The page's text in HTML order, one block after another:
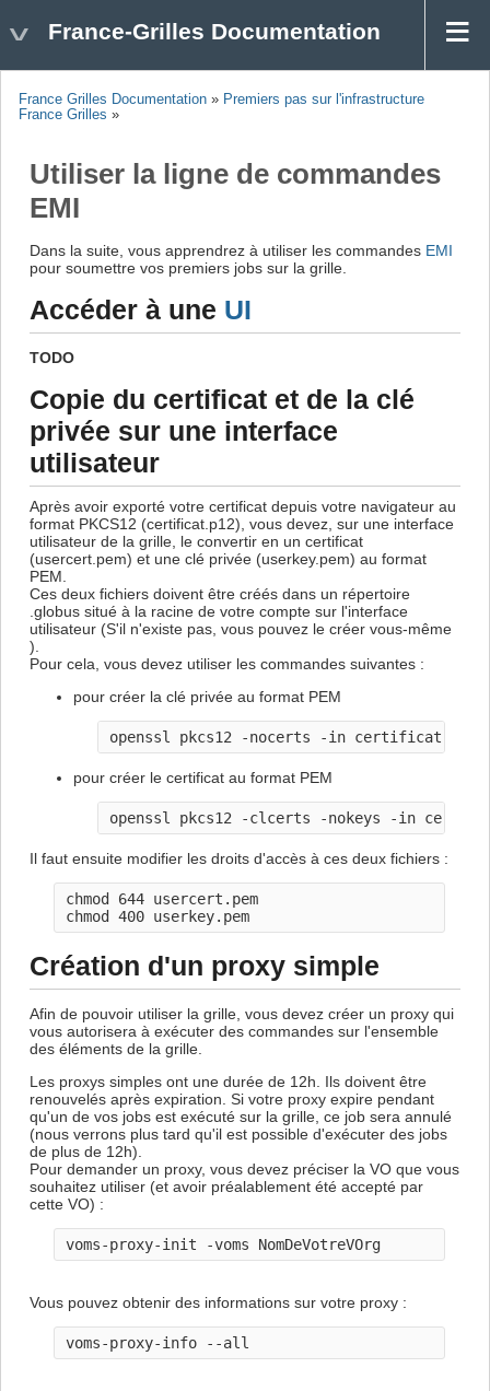
France-Grilles Documentation
France Grilles Documentation » Premiers pas sur l'infrastructure
France Grilles »
Utiliser la ligne de commandes
EMI
Dans la suite, vous apprendrez à utiliser les commandes EMI
pour soumettre vos premiers jobs sur la grille.
Accéder à une UI
TODO
Copie du certificat et de la clé
privée sur une interface
utilisateur
Après avoir exporté votre certificat depuis votre navigateur au
format PKCS12 (certificat.p12), vous devez, sur une interface
utilisateur de la grille, le convertir en un certificat
(usercert.pem) et une clé privée (userkey.pem) au format
PEM.
Ces deux fichiers doivent être créés dans un répertoire
.globus situé à la racine de votre compte sur l'interface
utilisateur (S'il n'existe pas, vous pouvez le créer vous-même
).
Pour cela, vous devez utiliser les commandes suivantes :
pour créer la clé privée au format PEM
pour créer le certificat au format PEM
Il faut ensuite modifier les droits d'accès à ces deux fichiers :
chmod 644 usercert.pem
Création d'un proxy simple
Afin de pouvoir utiliser la grille, vous devez créer un proxy qui
vous autorisera à exécuter des commandes sur l'ensemble
des éléments de la grille.
Les proxys simples ont une durée de 12h. Ils doivent être
renouvelés après expiration. Si votre proxy expire pendant
qu'un de vos jobs est exécuté sur la grille, ce job sera annulé
(nous verrons plus tard qu'il est possible d'exécuter des jobs
de plus de 12h).
Pour demander un proxy, vous devez préciser la VO que vous
souhaitez utiliser (et avoir préalablement été accepté par
cette VO) :
Vous pouvez obtenir des informations sur votre proxy :